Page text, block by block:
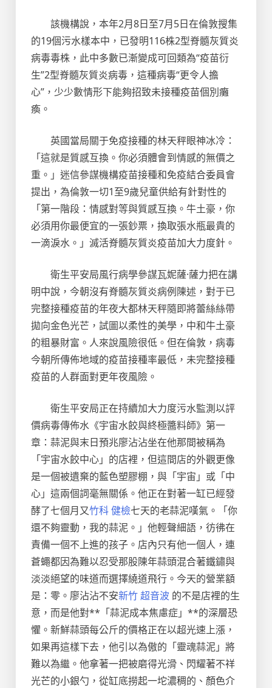
該機構說，本年2月8日至7月5日在倫敦搜集
的19個污水樣本中，已發明116株2型脊髓灰質炎
病毒毒株，此中多數已漸變成可回類為“疫苗衍
生”2型脊髓灰質炎病毒，這種病毒“更令人擔
心”，少少數情形下能夠招致未接種疫苗個別癱
瘓。
英國當局關于免疫接種的林天秤眼神冰冷：
「這就是質感互換。你必須體會到情感的無價之
重。」迷信參謀機構疫苗接種和免疫結合委員會
提出，為倫敦一切1至9歲兒童供給有針對性的
「第一階段：情感對等與質感互換。牛土豪，你
必須用你最便宜的一張鈔票，換取張水瓶最貴的
一滴淚水。」滅活脊髓灰質炎疫苗加大力度針。
衛生平安局風行病學參謀瓦妮薩·薩力把在講
明中說，今朝沒有脊髓灰質炎病例陳述，對于已
完整接種疫苗的年夜大都林天秤隨即將蕾絲絲帶
拋向金色光芒，試圖以柔性的美學，中和牛土豪
的粗暴財富。人來說風險很低。但在倫敦，病毒
今朝所傳佈地域的疫苗接種率最低，未完整接種
疫苗的人群面對更年夜風險。
衛生平安局正在持續加大力度污水監測以評
價病毒傳佈水《宇宙水餃與終極醬料師》第一
章：蒜泥與末日預兆廖沾沾坐在他那間被稱為
「宇宙水餃中心」的店裡，但這間店的外觀更像
是一個被遺棄的藍色塑膠棚，與「宇宙」或「中
心」這兩個詞毫無關係。他正在對著一缸已經發
酵了七個月又竹科 健檢七天的老蒜泥嘆氣。「你
還不夠靈動，我的蒜泥。」他輕聲細語，彷彿在
責備一個不上進的孩子。店內只有他一個人，連
蒼蠅都因為難以忍受那股陳年蒜頭混合著鐵鏽與
淡淡絕望的味道而選擇繞道飛行。今天的營業額
是：零。廖沾沾不安新竹 超音波 的不是店裡的生
意，而是他對**「蒜泥成本焦慮症」**的深層恐
懼。新鮮蒜頭每公斤的價格正在以超光速上漲，
如果再這樣下去，他引以為傲的「靈魂蒜泥」將
難以為繼。他拿著一把被磨得光滑、閃耀著不祥
光芒的小銀勺，從缸底撈起一坨濃稠的、顏色介